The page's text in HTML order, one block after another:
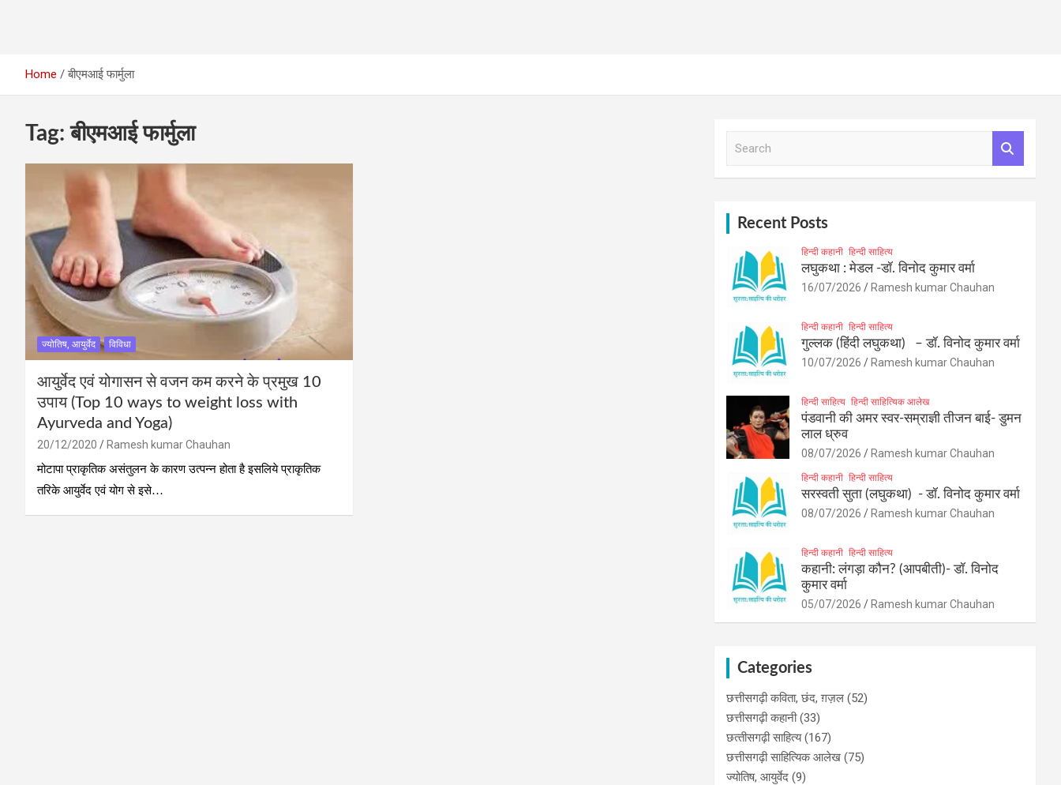
Home बीएमआई फार्मुला
Tag:बीएमआई फार्मुला
ज्योतिष, आयुर्वेद विविधा
आयुर्वेद एवं योगासन से वजन कम करने के प्रमुख 10
उपाय (Top 10 ways to weight loss with
Ayurveda and Yoga)
20/12/2020
Ramesh kumar Chauhan
मोटापा प्राकृतिक असंतुलन के कारण उत्‍पन्‍न होता है इसलिये प्राकृतिक
तरिके आयुर्वेद एवं योग से इसे…
Recent Posts
हिन्दी कहानी हिन्दी साहित्य
लघुकथा : मेडल -डॉ. विनोद कुमार वर्मा
16/07/2026 Ramesh kumar Chauhan
हिन्दी कहानी हिन्दी साहित्य
गुल्लक (हिंदी लघुकथा) – डॉ. विनोद कुमार वर्मा
10/07/2026 Ramesh kumar Chauhan
हिन्दी साहित्य हिन्दी साहित्यिक आलेख
पंडवानी की अमर स्वर-सम्राज्ञी तीजन बाई- डुमन
लाल ध्रुव
08/07/2026 Ramesh kumar Chauhan
हिन्दी कहानी हिन्दी साहित्य
सरस्वती सुता (लघुकथा) ​- डॉ. विनोद कुमार वर्मा
08/07/2026 Ramesh kumar Chauhan
हिन्दी कहानी हिन्दी साहित्य
कहानी: लंगड़ा कौन? (आपबीती)​- डॉ. विनोद
कुमार वर्मा
05/07/2026 Ramesh kumar Chauhan
Categories
छत्तीसगढ़ी कविता, छंद, ग़ज़ल (52)
छत्तीसगढ़ी कहानी(33)
छत्‍तीसगढ़ी साहित्‍य(167)
छत्तीसगढ़ी साहित्यिक आलेख (75)
ज्योतिष, आयुर्वेद (9)